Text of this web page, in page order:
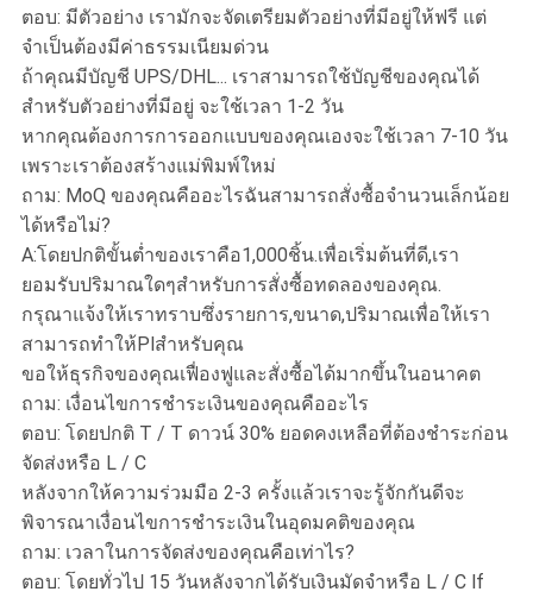
ตอบ: มีตัวอย่าง เรามักจะจัดเตรียมตัวอย่างที่มีอยู่ให้ฟรี แต่
จำเป็นต้องมีค่าธรรมเนียมด่วน
ถ้าคุณมีบัญชี UPS/DHL... เราสามารถใช้บัญชีของคุณได้
สำหรับตัวอย่างที่มีอยู่ จะใช้เวลา 1-2 วัน
หากคุณต้องการการออกแบบของคุณเองจะใช้เวลา 7-10 วัน
เพราะเราต้องสร้างแม่พิมพ์ใหม่
ถาม: MoQ ของคุณคืออะไรฉันสามารถสั่งซื้อจำนวนเล็กน้อย
ได้หรือไม่?
A:โดยปกติขั้นต่ำของเราคือ1,000ชิ้น.เพื่อเริ่มต้นที่ดี,เรา
ยอมรับปริมาณใดๆสำหรับการสั่งซื้อทดลองของคุณ.
กรุณาแจ้งให้เราทราบซึ่งรายการ,ขนาด,ปริมาณเพื่อให้เรา
สามารถทำให้Plสำหรับคุณ
ขอให้ธุรกิจของคุณเฟื่องฟูและสั่งซื้อได้มากขึ้นในอนาคต
ถาม: เงื่อนไขการชำระเงินของคุณคืออะไร
ตอบ: โดยปกติ T / T ดาวน์ 30% ยอดคงเหลือที่ต้องชำระก่อน
จัดส่งหรือ L / C
หลังจากให้ความร่วมมือ 2-3 ครั้งแล้วเราจะรู้จักกันดีจะ
พิจารณาเงื่อนไขการชำระเงินในอุดมคติของคุณ
ถาม: เวลาในการจัดส่งของคุณคือเท่าไร?
ตอบ: โดยทั่วไป 15 วันหลังจากได้รับเงินมัดจำหรือ L / C lf